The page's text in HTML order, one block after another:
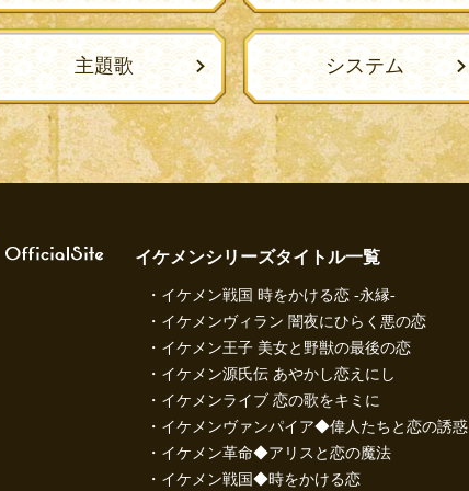
主題歌 システム
イケメンシリーズタイトル一覧
イケメン戦国 時をかける恋 -永縁-
イケメンヴィラン 闇夜にひらく悪の恋
イケメン王子 美女と野獣の最後の恋
イケメン源氏伝 あやかし恋えにし
イケメンライブ 恋の歌をキミに
イケメンヴァンパイア◆偉人たちと恋の誘惑
イケメン革命◆アリスと恋の魔法
イケメン戦国◆時をかける恋